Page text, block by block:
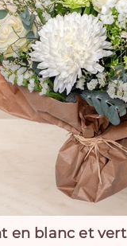
en blanc et vert